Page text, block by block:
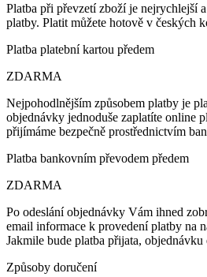
Platba při převzetí zboží je nejrychlejší
platby. Platit můžete hotově v českých
Platba platební kartou předem
ZDARMA
Nejpohodlnějším způsobem platby je
objednávky jednoduše zaplatíte online
přijímáme bezpečně prostřednictvím
Platba bankovním převodem předem
ZDARMA
Po odeslání objednávky Vám ihned
email informace k provedení platby na
Jakmile bude platba přijata, objednávku
Způsoby doručení